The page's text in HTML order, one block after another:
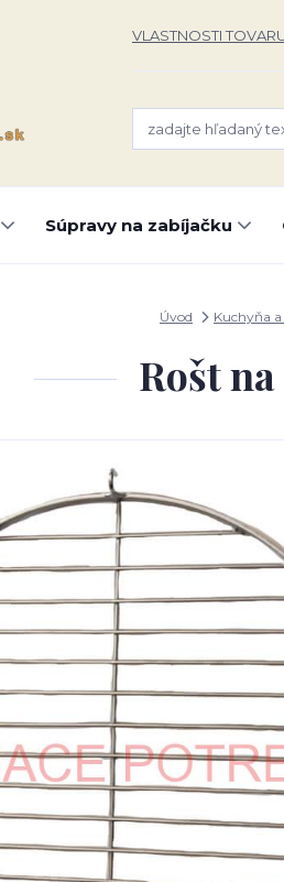
VLASTNOSTI
Súpravy na zabíjačku
Úvod Kuchyňa
Rošt